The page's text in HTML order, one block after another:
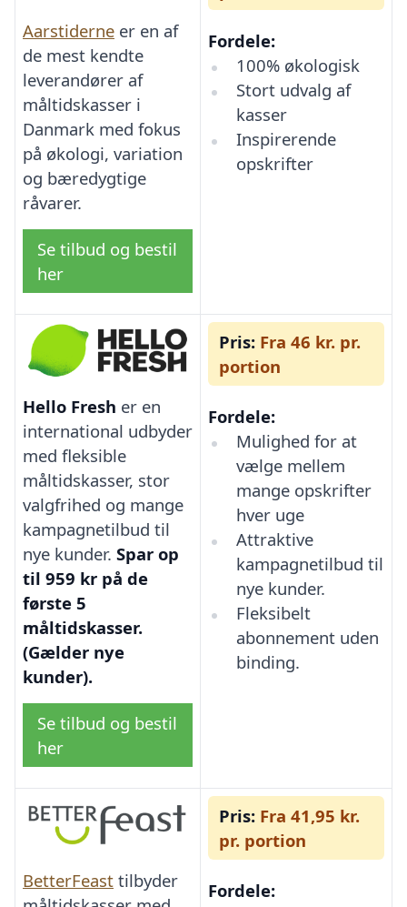
Aarstiderne er en af
de mest kendte
leverandører af
måltidskasser i
Danmark med fokus
på økologi, variation
og bæredygtige
råvarer.
Se tilbud og bestil
her
Fordele:
100% økologisk
Stort udvalg af
kasser
Inspirerende
opskrifter
Hello Fresh er en
international udbyder
med fleksible
måltidskasser, stor
valgfrihed og mange
kampagnetilbud til
nye kunder. Spar op
til 959 kr på de
første 5
måltidskasser.
(Gælder nye
kunder).
Se tilbud og bestil
her
Pris: Fra 46 kr. pr.
portion
Fordele:
Mulighed for at
vælge mellem
mange opskrifter
hver uge
Attraktive
kampagnetilbud til
nye kunder.
Fleksibelt
abonnement uden
binding.
BetterFeast tilbyder
Pris: Fra 41,95 kr.
pr. portion
Fordele: